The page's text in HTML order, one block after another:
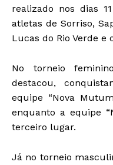
realizado nos dias
atletas de Sorriso,
Lucas do Rio Verde
No torneio
destacou,
equipe “Nova
enquanto a equipe
terceiro lugar.
Já no torneio